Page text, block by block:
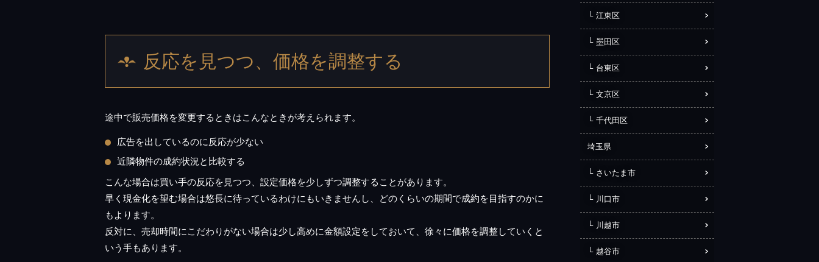
反応を見つつ、価格を調整する
途中で販売価格を変更するときはこんなときが考えられます。
広告を出しているのに反応が少ない
近隣物件の成約状況と比較する
こんな場合は買い手の反応を見つつ、設定価格を少しずつ調整することがあります。
早く現金化を望む場合は悠長に待っているわけにもいきませんし、どのくらいの期間で成約を目指すのかに
もよります。
反対に、売却時間にこだわりがない場合は少し高めに金額設定をしておいて、徐々に価格を調整していくと
いう手もあります。
江東区
墨田区
台東区
文京区
千代田区
埼玉県
さいたま市
川口市
川越市
越谷市